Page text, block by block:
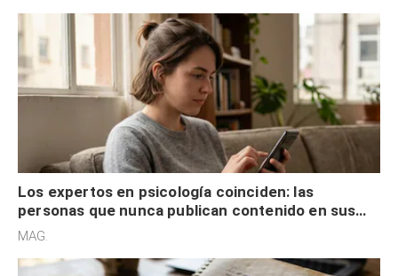
Los expertos en psicología coinciden: las
personas que nunca publican contenido en sus
redes sociales no pretenden buscar validación
MAG.